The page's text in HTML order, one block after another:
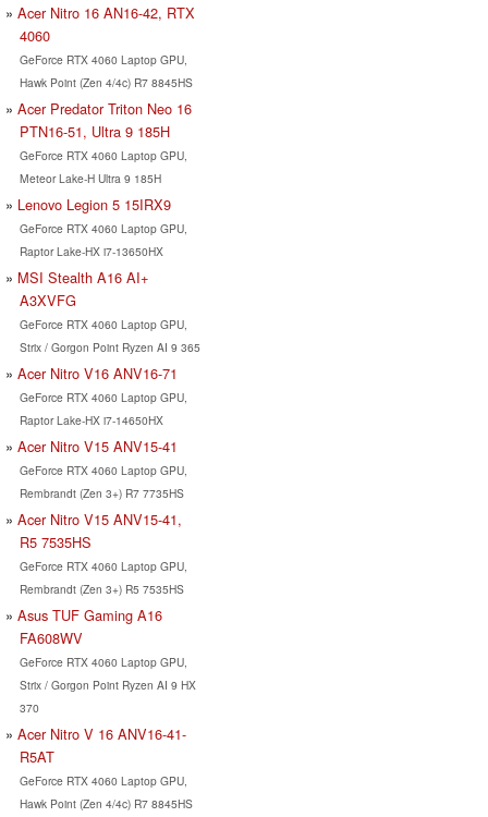
Acer Nitro 16 AN16-42, RTX
4060
GeForce RTX 4060 Laptop GPU,
Hawk Point (Zen 4/4c) R7 8845HS
Acer Predator Triton Neo 16
PTN16-51, Ultra 9 185H
GeForce RTX 4060 Laptop GPU,
Meteor Lake-H Ultra 9 185H
Lenovo Legion 5 15IRX9
GeForce RTX 4060 Laptop GPU,
Raptor Lake-HX i7-13650HX
MSI Stealth A16 AI+
A3XVFG
GeForce RTX 4060 Laptop GPU,
Strix / Gorgon Point Ryzen AI 9 365
Acer Nitro V16 ANV16-71
GeForce RTX 4060 Laptop GPU,
Raptor Lake-HX i7-14650HX
Acer Nitro V15 ANV15-41
GeForce RTX 4060 Laptop GPU,
Rembrandt (Zen 3+) R7 7735HS
Acer Nitro V15 ANV15-41,
R5 7535HS
GeForce RTX 4060 Laptop GPU,
Rembrandt (Zen 3+) R5 7535HS
Asus TUF Gaming A16
FA608WV
GeForce RTX 4060 Laptop GPU,
Strix / Gorgon Point Ryzen AI 9 HX
370
Acer Nitro V 16 ANV16-41-
R5AT
GeForce RTX 4060 Laptop GPU,
Hawk Point (Zen 4/4c) R7 8845HS